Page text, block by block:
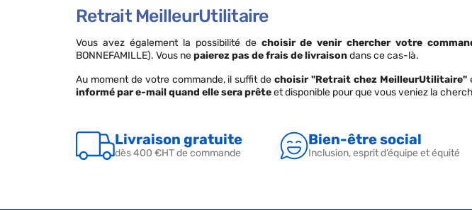
Retrait MeilleurUtilitaire
Vous avez également la possibilité de choisir de venir chercher votre
BONNEFAMILLE). Vous nepaierez pas de frais de livraisondans ce cas-là.
Au moment de votre commande, il suffit dechoisir "Retrait chez MeilleurUtilitaire"
informé par e-mail quand elle sera prêteet disponible pour que vous veniez la
Livraison gratuite
dès 400 €HT de commande
Bien-être social
Inclusion, esprit d’équipe et équité